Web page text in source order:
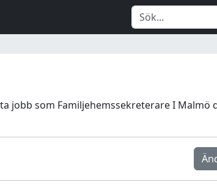
jobb som Familjehemssekreterare I Malmö